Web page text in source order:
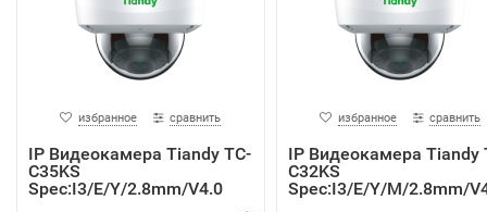
избранное сравнить
IP Видеокамера Tiandy TC-
C35KS
Spec:I3/E/Y/2.8mm/V4.0
избранное сравнить
IP Видеокамера Tiandy
C32KS
Spec:I3/E/Y/M/2.8mm/